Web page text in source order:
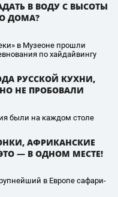
В ВОДУ С ВЫСОТЫ
ДОМА?
в Музеоне прошли
по хайдайвингу
РУССКОЙ КУХНИ,
НЕ ПРОБОВАЛИ
были на каждом столе
АФРИКАНСКИЕ
— В ОДНОМ МЕСТЕ!
в Европе сафари-